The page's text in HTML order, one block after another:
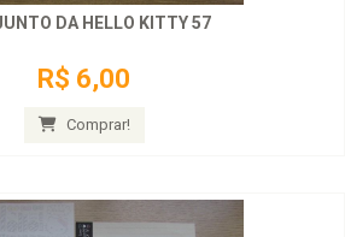
DA HELLO KITTY 57
R$ 6,00
Comprar!